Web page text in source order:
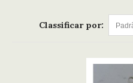
Classificar por: